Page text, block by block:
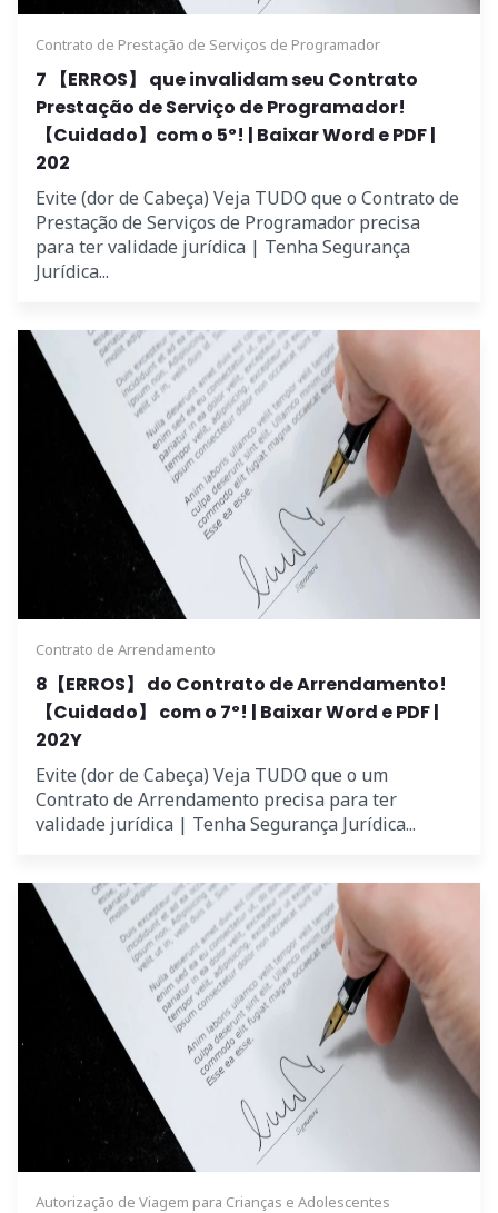
Contrato de Prestação de Serviços de Programador
7 【ERROS】 que invalidam seu Contrato
Prestação de Serviço de Programador!
【Cuidado】com o 5º! | Baixar Word e PDF |
202
Evite (dor de Cabeça) Veja TUDO que o Contrato de
Prestação de Serviços de Programador precisa
para ter validade jurídica | Tenha Segurança
Jurídica...
Contrato de Arrendamento
8【ERROS】 do Contrato de Arrendamento!
【Cuidado】 com o 7º! | Baixar Word e PDF |
202Y
Evite (dor de Cabeça) Veja TUDO que o um
Contrato de Arrendamento precisa para ter
validade jurídica | Tenha Segurança Jurídica...
Autorização de Viagem para Crianças e Adolescentes